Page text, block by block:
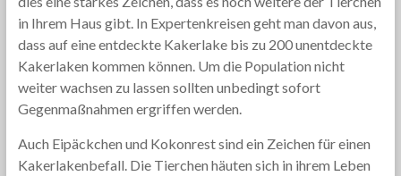
in Ihrem Haus gibt. In Expertenkreisen geht man davon aus,
dass auf eine entdeckte Kakerlake bis zu 200 unentdeckte
Kakerlaken kommen können. Um die Population nicht
weiter wachsen zu lassen sollten unbedingt sofort
Gegenmaßnahmen ergriffen werden.
Auch Eipäckchen und Kokonrest sind ein Zeichen für einen
Kakerlakenbefall. Die Tierchen häuten sich in ihrem Leben